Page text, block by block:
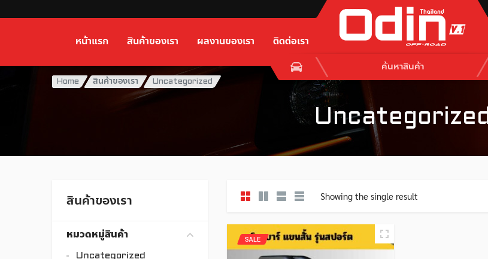
หน้าแรก สินค้าของเรา ผลงานของเรา ติดต่อเรา
Home สินค้าของเรา Uncategorized
Uncategorized
สินค้าของเรา
หมวดหมู่สินค้า
Uncategorized
Showing the single result
SALE